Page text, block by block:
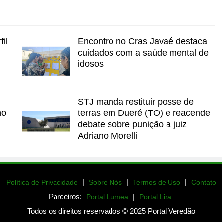
Encontro no Cras Javaé destaca
cuidados com a saúde mental de
idosos
STJ manda restituir posse de
terras em Dueré (TO) e reacende
debate sobre punição a juiz
Adriano Morelli
Política de Privacidade | Sobre Nós | Termos de Uso | Contato
Parceiros: Portal Lumea | Portal Lira
Todos os direitos reservados © 2025 Portal Veredão